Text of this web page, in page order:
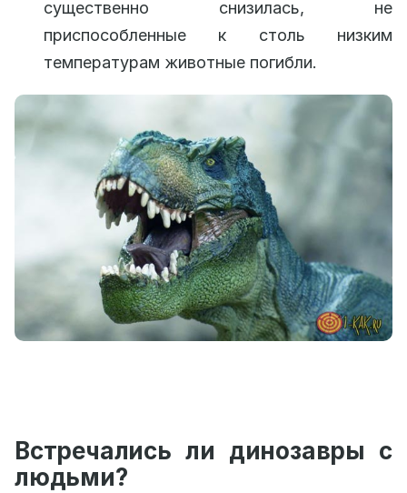
существенно снизилась, не
приспособленные к столь низким
температурам животные погибли.
Встречались ли динозавры с
людьми?